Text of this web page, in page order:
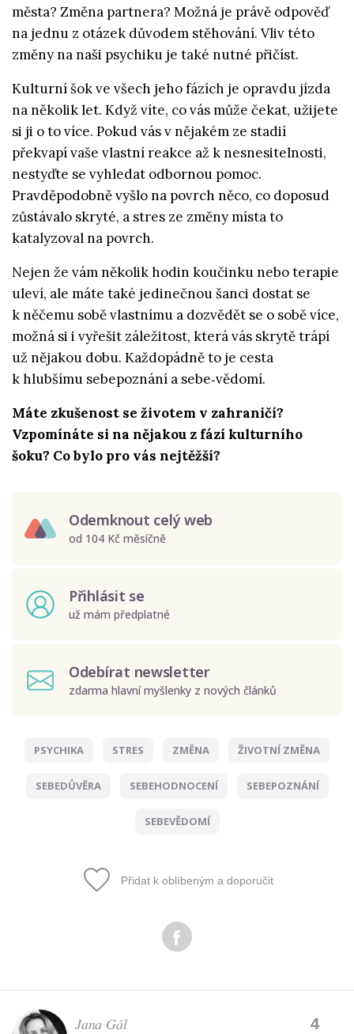
města? Změna partnera? Možná je právě odpověď
na jednu z otázek důvodem stěhování. Vliv této
změny na naši psychiku je také nutné přičíst.
Kulturní šok ve všech jeho fázích je opravdu jízda
na několik let. Když víte, co vás může čekat, užijete
si ji o to více. Pokud vás v nějakém ze stadií
překvapí vaše vlastní reakce až k nesnesitelnosti,
nestyďte se vyhledat odbornou pomoc.
Pravděpodobně vyšlo na povrch něco, co doposud
zůstávalo skryté, a stres ze změny místa to
katalyzoval na povrch.
Nejen že vám několik hodin koučinku nebo terapie
uleví, ale máte také jedinečnou šanci dostat se
k něčemu sobě vlastnímu a dozvědět se o sobě více,
možná si i vyřešit záležitost, která vás skrytě trápí
už nějakou dobu. Každopádně to je cesta
k hlubšímu sebepoznání a sebe‑vědomí.
Máte zkušenost se životem v zahraničí?
Vzpomínáte si na nějakou z fází kulturního
šoku? Co bylo pro vás nejtěžší?
Odemknout celý web
od 104 Kč měsíčně
Přihlásit se
už mám předplatné
Odebírat newsletter
zdarma hlavní myšlenky z nových článků
PSYCHIKA STRES ZMĚNA ŽIVOTNÍ ZMĚNA
SEBEDŮVĚRA SEBEHODNOCENÍ SEBEPOZNÁNÍ
SEBEVĚDOMÍ
Přidat k oblíbeným a doporučit
Jana Gál 4